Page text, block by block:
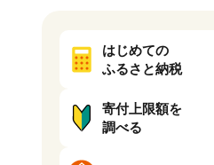
はじめての
ふるさと納税
寄付上限額を
調べる